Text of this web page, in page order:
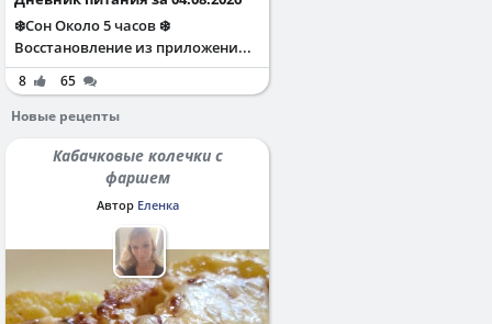
❄️Сон Около 5 часов ❄️
Восстановление из приложени...
8
65
Новые рецепты
Кабачковые колечки с
фаршем
Автор Еленка